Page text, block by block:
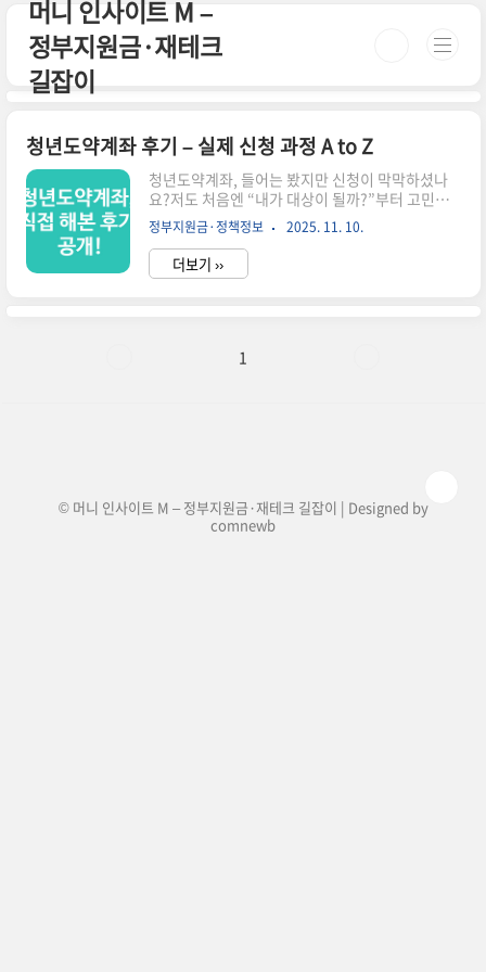
본문 바로가기
머니 인사이트 M –
정부지원금·재테크
길잡이
청년도약계좌 후기 – 실제 신청 과정 A to Z
청년도약계좌, 들어는 봤지만 신청이 막막하셨나
요?저도 처음엔 “내가 대상이 될까?”부터 고민했
습니다.이번 글에서는 실제 신청 과정과 후기를 A
부터 Z까지 정리해 드립니다. 헷갈리는 서류부터
혜택까지, 직접 신청한 사람의 입장에서 최대한 쉽
게 설명드릴게요.📌 청년도약계좌 핵심 요약✔️ 대
도해지 시 지원금 회수, 서류 꼼꼼히 준비해야 함
정부지원금·정책정보 2025. 11. 10.
더보기 ››
1
© 머니 인사이트 M – 정부지원금·재테크 길잡이 | Designed by
comnewb